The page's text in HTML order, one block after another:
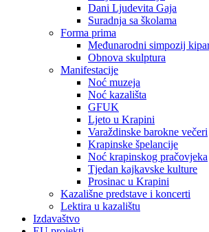
Dani Ljudevita Gaja
Suradnja sa školama
Forma prima
Međunarodni simpozij
Obnova skulptura
Manifestacije
Noć muzeja
Noć kazališta
GFUK
Ljeto u Krapini
Varaždinske barokne večeri
Krapinske špelancije
Noć krapinskog pračovjeka
Tjedan kajkavske kulture
Prosinac u Krapini
Kazališne predstave i koncerti
Lektira u kazalištu
Izdavaštvo